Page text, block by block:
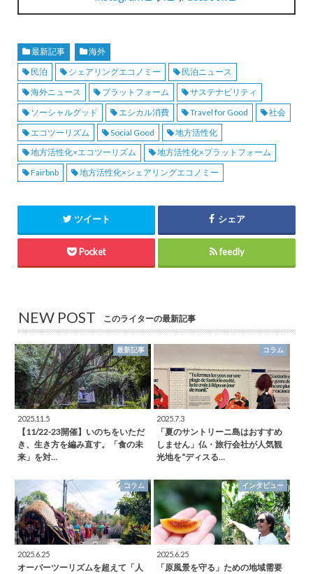
最新記事
海外
民泊
シェアリングエコノミー
民泊ニュース
海外ニュース
プラットフォーム
サステナビリティ
ソーシャルグッド
エシカル消費 Travel for Good
社会
エコツーリズム
Social Good
地方活性化
地方活性化×エコツーリズム
地方活性化×プラットフォーム
Fairbnb
地方活性化×シェアリングエコノミー
ツイート シェア
Pocket feedly
NEW POST このライターの最新記事
最新記事
2025.11.5
【11/22-23開催】いのちをいただ
き、生き方を編み直す。「食の未
来」を対…
コラム
2025.7.3
「夏のサントリーニ島はおすすめ
しません」仏・旅行会社が人気観
光地を“ディスる…
コラム
2025.6.25
オーバーツーリズムを超えて「人
インタビュー
2025.6.25
「原風景を守る」ための地域需要